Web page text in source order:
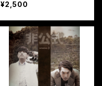
¥2,500